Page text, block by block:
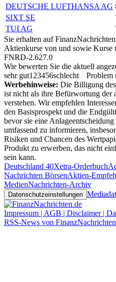
DEUTSCHE LUFTHANSA AG
SIXT SE
TUI AG
Sie erhalten auf
Aktienkurse von und sowie Kurse
FNRD-2.627.0
Wie bewerten Sie die aktuell
sehr gut1 23456schlecht
Problem
Werbehinweise: Die Billigung
ist nicht als ihre Befürwortung der
verstehen. Wir empfehlen
den Basisprospekt und die
bevor sie eine
umfassend zu informieren,
Risiken und Chancen des
Produkt zu erwerben, das nicht
sein kann.
Deutschland 40Xetra-Orderbuch
Nachrichten BörsenAktien-
MedienNachrichten-Archiv
Datenschutzeinstellungen
Impressum | AGB | Disclaimer |
RSS-News von